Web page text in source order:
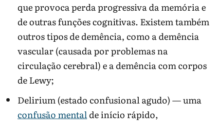
que provoca perda progressiva da memória e
de outras funções cognitivas. Existem também
outros tipos de demência, como a demência
vascular (causada por problemas na
circulação cerebral) e a demência com corpos
de Lewy;
Delirium (estado confusional agudo) — uma
confusão mentalde início rápido,